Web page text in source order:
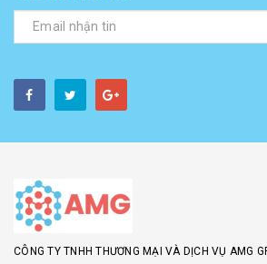
CÔNG TY TNHH THƯƠNG MẠI VÀ DỊCH VỤ AMG